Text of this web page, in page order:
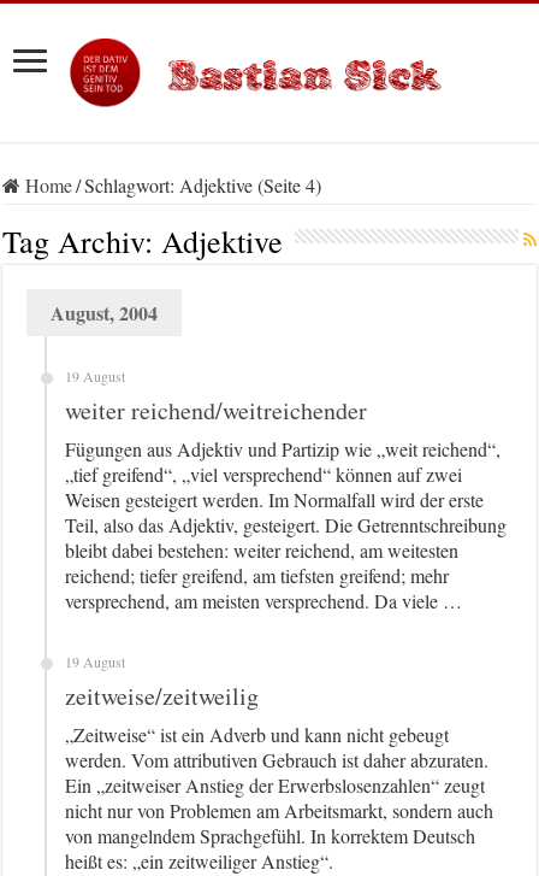
Home/Schlagwort:Adjektive(Seite 4)
Tag Archiv:Adjektive
August, 2004
19 August
weiter reichend/weitreichender
Fügungen aus Adjektiv und Partizip wie „weit reichend“,
„tief greifend“, „viel versprechend“ können auf zwei
Weisen gesteigert werden. Im Normalfall wird der erste
Teil, also das Adjektiv, gesteigert. Die Getrenntschreibung
bleibt dabei bestehen: weiter reichend, am weitesten
reichend; tiefer greifend, am tiefsten greifend; mehr
versprechend, am meisten versprechend. Da viele …
19 August
zeitweise/zeitweilig
„Zeitweise“ ist ein Adverb und kann nicht gebeugt
werden. Vom attributiven Gebrauch ist daher abzuraten.
Ein „zeitweiser Anstieg der Erwerbslosenzahlen“ zeugt
nicht nur von Problemen am Arbeitsmarkt, sondern auch
von mangelndem Sprachgefühl. In korrektem Deutsch
heißt es: „ein zeitweiliger Anstieg“.